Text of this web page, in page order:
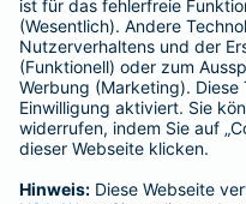
verschiedenen Tarifendie
auswählen.Egal für
entscheiden - bei allen
Preis-Leistungs-
Sie sind unsicher, welche